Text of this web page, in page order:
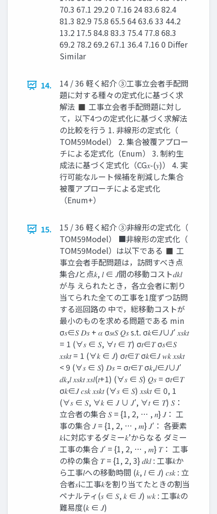
70.3 67.1 29.2 0 7.16 24 83.6 82.4
81.3 82.9 75.8 65.5 64 63.6 33 44.2
13.2 17.5 84.8 83.3 75.4 77.8 68.3
69.2 78.2 69.2 67.1 36.4 7.16 0 Differ
Similar
14.
14 / 36 軽く紹介 ③工事立会者手配問
題に対する種々の定式化に基づく求
解法 ◼ 工事立会者手配問題に対し
て，以下4つの定式化に基づく求解法
の比較を行う 1. 非線形の定式化（
TOM59Model） 2. 集合被覆アプロー
チによる定式化（Enum） 3. 制約生
成法に基づく定式化（CG𝑥-(𝑦)） 4. 実
行可能なルート候補を削減した集合
被覆アプローチによる定式化
（Enum+）
15.
15 / 36 軽く紹介 ③非線形の定式化（
TOM59Model） ■非線形の定式化（
TOM59Model）は以下である ◼ 工
事立会者手配問題は，訪問すべき点
集合𝐽と点𝑘, 𝑙 ∈ 𝐽間の移動コスト𝑑𝑘𝑙
が与 えられたとき，各立会者に割り
当てられた全ての工事を1度ずつ訪問
する巡回路の 中で，総移動コストが
最小のものを求める問題である min
σ𝑠∈𝑆 𝐷𝑠 + 𝛼 σ𝑠𝜖𝑆 𝑄𝑠 s.t. σ𝑘∈𝐽∪𝐽′ 𝑥𝑠𝑘𝑡
= 1 (∀𝑠 ∈ 𝑆, ∀𝑡 ∈ 𝑇) σ𝑡∈𝑇 σ𝑠∈𝑆
𝑥𝑠𝑘𝑡 = 1 (∀𝑘 ∈ 𝐽) σ𝑡∈𝑇 σ𝑘∈𝐽 𝑤𝑘 𝑥𝑠𝑘𝑡
< 9 (∀𝑠 ∈ 𝑆) 𝐷𝑠 = σ𝑡∈𝑇 σ𝑘,𝑙∈𝐽∪𝐽′
𝑑𝑘,𝑙 𝑥𝑠𝑘𝑡 𝑥𝑠𝑙(𝑡+1) (∀𝑠 ∈ 𝑆) 𝑄𝑠 = σ𝑡∈𝑇
σ𝑘∈𝐽 𝑐𝑠𝑘 𝑥𝑠𝑘𝑡 (∀𝑠 ∈ 𝑆) 𝑥𝑠𝑘𝑡 ∈ 0, 1
(∀𝑠 ∈ 𝑆, ∀𝑘 ∈ 𝐽 ∪ 𝐽′, ∀𝑡 ∈ 𝑇) 𝑆：
立合者の集合 𝑆 = {1, 2, … , 𝑛} 𝐽： 工
事の集合 𝐽 = {1, 2, … , 𝑚} 𝐽′： 各要素
𝑘に対応するダミー𝑘’からなる ダミー
工事の集合 𝐽′ = {1, 2, … , 𝑚} 𝑇： 工事
の枠の集合 𝑇 = {1, 2, 3} 𝑑𝑘𝑙 : 工事𝑘か
ら工事𝑙への移動時間 (𝑘, 𝑙 ∈ 𝐽) 𝑐𝑠𝑘 : 立
合者𝑠に工事𝑘を割り当てたときの割当
ペナルティ(𝑠 ∈ 𝑆, 𝑘 ∈ 𝐽) 𝑤𝑘 : 工事𝑘の
難易度(𝑘 ∈ 𝐽)